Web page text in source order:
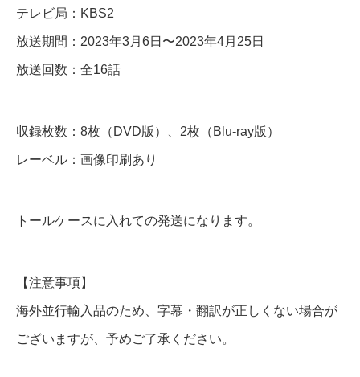
r
a
y
テレビ局：KBS2
放送期間：2023年3月6日〜2023年4月25日
放送回数：全16話
収録枚数：8枚（DVD版）、2枚（Blu-ray版）
レーベル：画像印刷あり
トールケースに入れての発送になります。
【注意事項】
海外並行輸入品のため、字幕・翻訳が正しくない場合が
ございますが、予めご了承ください。